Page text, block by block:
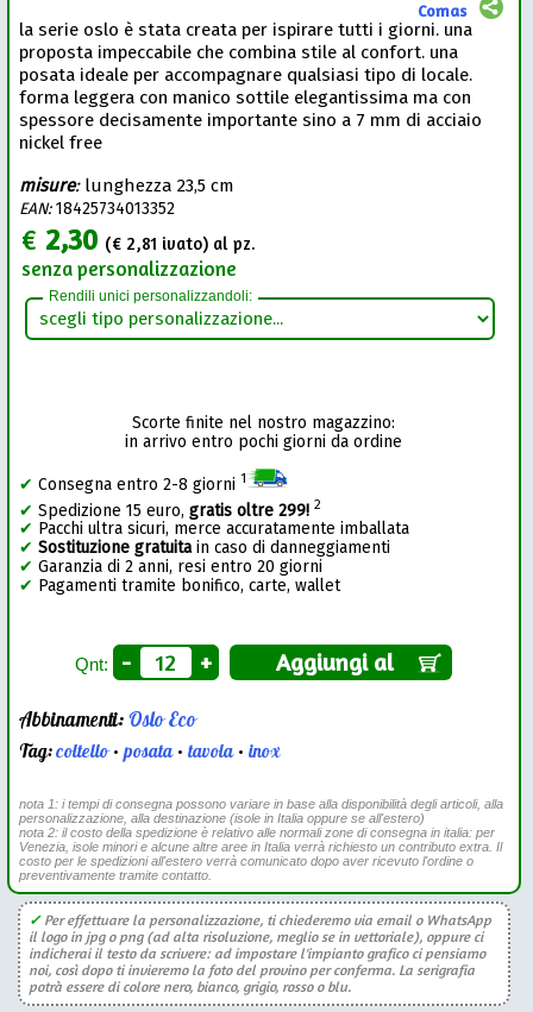
Comas
la serie oslo è stata creata per ispirare tutti i giorni. una
proposta impeccabile che combina stile al confort. una
posata ideale per accompagnare qualsiasi tipo di locale.
forma leggera con manico sottile elegantissima ma con
spessore decisamente importante sino a 7 mm di acciaio
nickel free
misure: lunghezza 23,5 cm
EAN:18425734013352
€ 2,30 (€ 2,81 ivato) al pz.
senza personalizzazione
Rendili unici personalizzandoli:
Scorte finite nel nostro magazzino:
in arrivo entro pochi giorni da ordine
✔ Consegna entro 2-8 giorni 1
✔ Spedizione 15 euro,gratis oltre 299! 2
✔ Pacchi ultra sicuri, merce accuratamente imballata
✔ Sostituzione gratuitain caso di danneggiamenti
✔ Garanzia di 2 anni, resi entro 20 giorni
✔ Pagamenti tramite bonifico, carte, wallet
Qnt: - + Aggiungi al
Abbinamenti:Oslo Eco
Tag:coltello•posata•tavola•inox
nota 1: i tempi di consegna possono variare in base alla disponibilità degli articoli, alla
personalizzazione, alla destinazione (isole in Italia oppure se all'estero)
nota 2: il costo della spedizione è relativo alle normali zone di consegna in italia: per
Venezia, isole minori e alcune altre aree in Italia verrà richiesto un contributo extra. Il
costo per le spedizioni all'estero verrà comunicato dopo aver ricevuto l'ordine o
preventivamente tramite contatto.
✓Per effettuare la personalizzazione, ti chiederemo via email o WhatsApp
il logo in jpg o png (ad alta risoluzione, meglio se in vettoriale), oppure ci
indicherai il testo da scrivere: ad impostare l'impianto grafico ci pensiamo
noi, così dopo ti invieremo la foto del provino per conferma. La serigrafia
potrà essere di colore nero, bianco, grigio, rosso o blu.